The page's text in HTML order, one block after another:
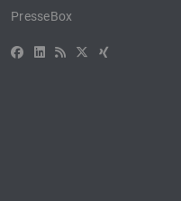
PresseBox